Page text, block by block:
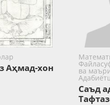
Аҳмад-хон ва
Саъд